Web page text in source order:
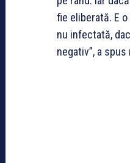
fie eliberată. E
nu infectată,
negativ”, a